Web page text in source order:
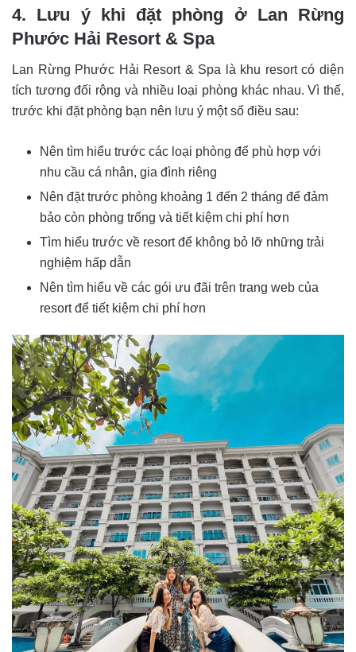
4. Lưu ý khi đặt phòng ở Lan Rừng
Phước Hải Resort & Spa
Lan Rừng Phước Hải Resort & Spa là khu resort có diện
tích tương đối rộng và nhiều loại phòng khác nhau. Vì thế,
trước khi đặt phòng bạn nên lưu ý một số điều sau:
Nên tìm hiểu trước các loại phòng để phù hợp với
nhu cầu cá nhân, gia đình riêng
Nên đặt trước phòng khoảng 1 đến 2 tháng để đảm
bảo còn phòng trống và tiết kiệm chi phí hơn
Tìm hiểu trước về resort để không bỏ lỡ những trải
nghiệm hấp dẫn
Nên tìm hiểu về các gói ưu đãi trên trang web của
resort để tiết kiệm chi phí hơn